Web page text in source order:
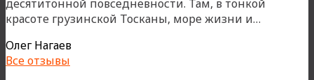
десятитонной повседневности. Там, в тонкой
красоте грузинской Тосканы, море жизни и…
Олег Нагаев
Все отзывы